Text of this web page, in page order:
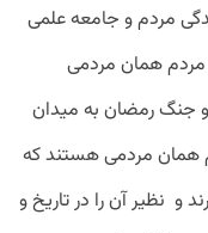
مردم و جامعه علمی
مردم همان مردمی
دی‌ماه و جنگ رمضان به میدان
همان مردمی هستند که
نظیر آن را در تاریخ و